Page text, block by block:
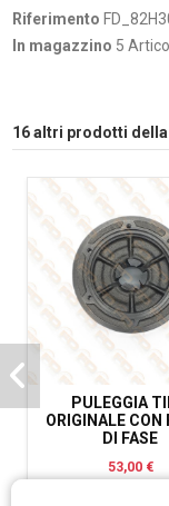
Riferimento
In magazzino 5
16 altri prodotti
PULEGGIA
ORIGINALE CON
DI FASE
53,00 €